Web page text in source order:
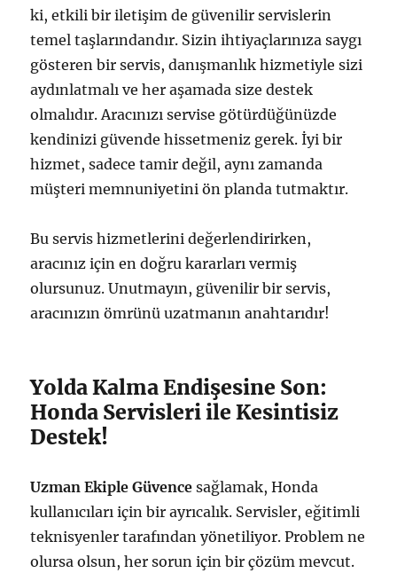
ki, etkili bir iletişim de güvenilir servislerin
temel taşlarındandır. Sizin ihtiyaçlarınıza saygı
gösteren bir servis, danışmanlık hizmetiyle sizi
aydınlatmalı ve her aşamada size destek
olmalıdır. Aracınızı servise götürdüğünüzde
kendinizi güvende hissetmeniz gerek. İyi bir
hizmet, sadece tamir değil, aynı zamanda
müşteri memnuniyetini ön planda tutmaktır.
Bu servis hizmetlerini değerlendirirken,
aracınız için en doğru kararları vermiş
olursunuz. Unutmayın, güvenilir bir servis,
aracınızın ömrünü uzatmanın anahtarıdır!
Yolda Kalma Endişesine Son:
Honda Servisleri ile Kesintisiz
Destek!
Uzman Ekiple Güvence sağlamak, Honda
kullanıcıları için bir ayrıcalık. Servisler, eğitimli
teknisyenler tarafından yönetiliyor. Problem ne
olursa olsun, her sorun için bir çözüm mevcut.